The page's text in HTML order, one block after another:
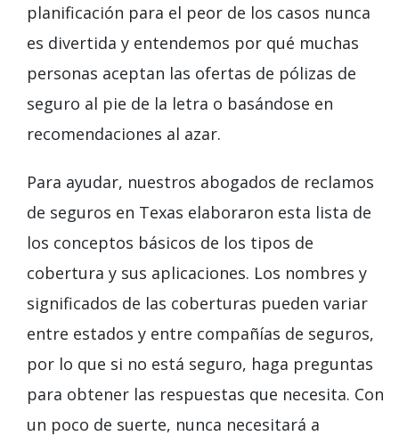
planificación para el peor de los casos nunca
es divertida y entendemos por qué muchas
personas aceptan las ofertas de pólizas de
seguro al pie de la letra o basándose en
recomendaciones al azar.
Para ayudar, nuestros abogados de reclamos
de seguros en Texas elaboraron esta lista de
los conceptos básicos de los tipos de
cobertura y sus aplicaciones. Los nombres y
significados de las coberturas pueden variar
entre estados y entre compañías de seguros,
por lo que si no está seguro, haga preguntas
para obtener las respuestas que necesita. Con
un poco de suerte, nunca necesitará a